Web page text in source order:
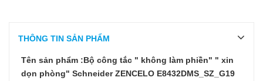
THÔNG TIN SẢN PHẨM
Tên sản phẩm :Bộ công tắc " không làm phiền" " xin
dọn phòng" Schneider ZENCELO E8432DMS_SZ_G19